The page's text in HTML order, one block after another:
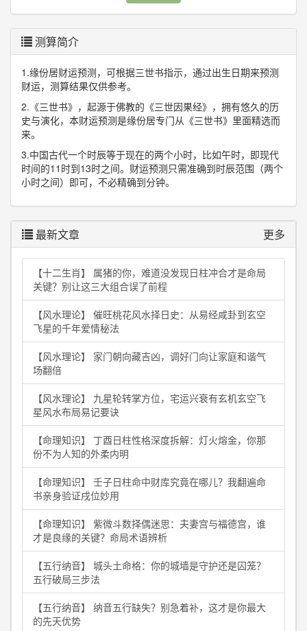
测算简介
1.缘份居财运预测，可根据三世书指示，通过出生日期来预测
财运，测算结果仅供参考。
2.《三世书》，起源于佛教的《三世因果经》，拥有悠久的历
史与演化，本财运预测是缘份居专门从《三世书》里面精选而
来。
3.中国古代一个时辰等于现在的两个小时，比如午时，即现代
时间的11时到13时之间。财运预测只需准确到时辰范围（两个
小时之间）即可，不必精确到分钟。
最新文章 更多
【十二生肖】 属猪的你，难道没发现日柱冲合才是命局
关键？别让这三大组合误了前程
【风水理论】 催旺桃花风水择日史：从易经咸卦到玄空
飞星的千年爱情秘法
【风水理论】 家门朝向藏吉凶，调好门向让家庭和谐气
场翻倍
【风水理论】 九星轮转掌方位，宅运兴衰有玄机玄空飞
星风水布局易记要诀
【命理知识】 丁酉日柱性格深度拆解：灯火熔金，你那
份不为人知的外柔内明
【命理知识】 壬子日柱命中财库究竟在哪儿？我翻遍命
书亲身验证戌位妙用
【命理知识】 紫微斗数择偶迷思：夫妻宫与福德宫，谁
才是良缘的关键？命局术语辨析
【五行纳音】 城头土命格：你的城墙是守护还是囚笼？
五行破局三步法
【五行纳音】 纳音五行缺失？别急着补，这才是你最大
的先天优势